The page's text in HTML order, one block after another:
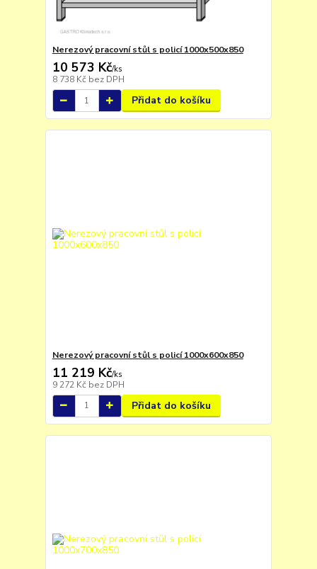
Nerezový pracovní stůl s policí 1000x500x850
10 573 Kč/ks
8 738 Kč bez DPH
Přidat do košíku
Nerezový pracovní stůl s policí 1000x600x850
11 219 Kč/ks
9 272 Kč bez DPH
Přidat do košíku